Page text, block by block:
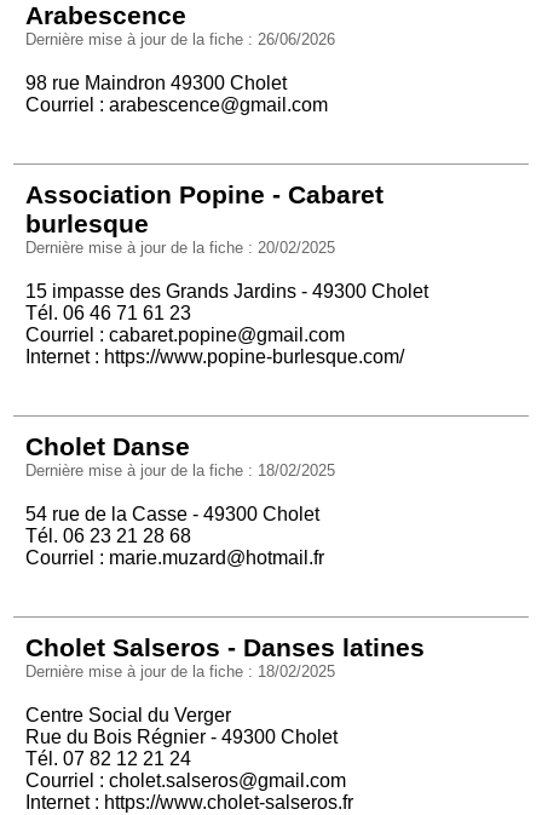
Arabescence
Dernière mise à jour de la fiche : 26/06/2026
98 rue Maindron 49300 Cholet
Courriel :arabescence@gmail.com
Association Popine - Cabaret
burlesque
Dernière mise à jour de la fiche : 20/02/2025
15 impasse des Grands Jardins - 49300 Cholet
Tél. 06 46 71 61 23
Courriel :cabaret.popine@gmail.com
Internet : https://www.popine-burlesque.com/
Cholet Danse
Dernière mise à jour de la fiche : 18/02/2025
54 rue de la Casse - 49300 Cholet
Tél. 06 23 21 28 68
Courriel : marie.muzard@hotmail.fr
Cholet Salseros - Danses latines
Dernière mise à jour de la fiche : 18/02/2025
Centre Social du Verger
Rue du Bois Régnier - 49300 Cholet
Tél. 07 82 12 21 24
Courriel :cholet.salseros@gmail.com
Internet : https://www.cholet-salseros.fr